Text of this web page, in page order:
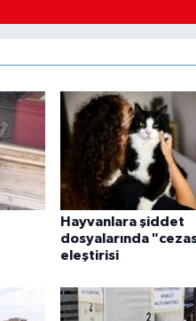
Hayvanlara şiddet
dosyalarında
eleştirisi